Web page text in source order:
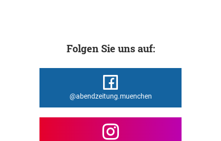
Folgen Sie uns auf:
@abendzeitung.muenchen